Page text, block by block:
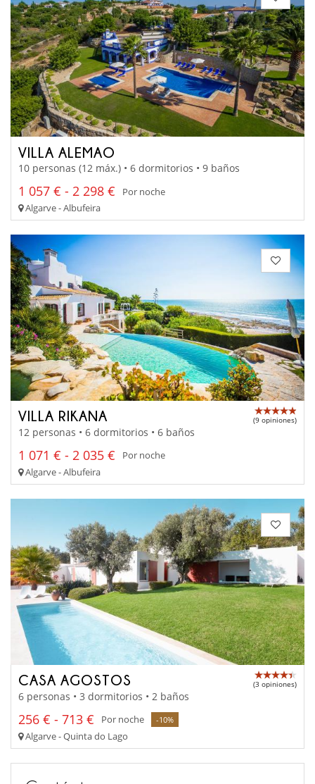
VILLA ALEMAO
10 personas (12 máx.) • 6 dormitorios • 9 baños
1 057 € - 2 298 €
Por noche
Algarve - Albufeira
VILLA RIKANA (9 opiniones)
12 personas • 6 dormitorios • 6 baños
1 071 € - 2 035 €
Por noche
Algarve - Albufeira
CASA AGOSTOS (3 opiniones)
6 personas • 3 dormitorios • 2 baños
256 € - 713 € Por noche -10%
Algarve - Quinta do Lago